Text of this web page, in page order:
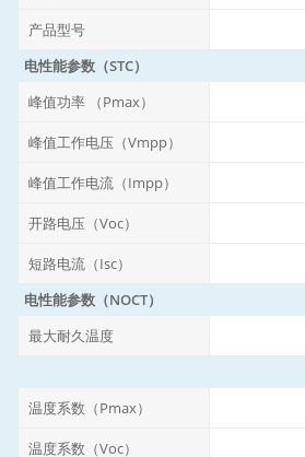
产品型号
电性能参数（STC）
峰值功率 （Pmax）
峰值工作电压（Vmpp）
峰值工作电流（Impp）
开路电压（Voc）
短路电流（Isc）
电性能参数（NOCT）
最大耐久温度
温度系数（Pmax）
温度系数（Voc）